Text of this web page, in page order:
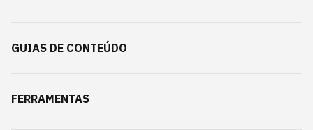
GUIAS DE CONTEÚDO
FERRAMENTAS